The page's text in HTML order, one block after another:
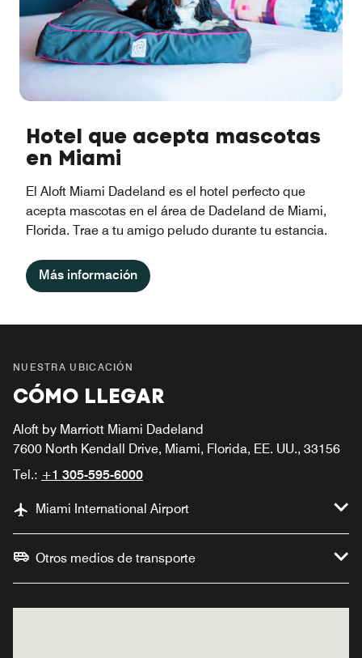
Hotel que acepta mascotas
en Miami
El Aloft Miami Dadeland es el hotel perfecto que
acepta mascotas en el área de Dadeland de Miami,
Florida. Trae a tu amigo peludo durante tu estancia.
Más información
NUESTRA UBICACIÓN
CÓMO LLEGAR
Aloft by Marriott Miami Dadeland
7600 North Kendall Drive, Miami, Florida, EE. UU., 33156
Tel.: +1 305-595-6000
Miami International Airport
Otros medios de transporte